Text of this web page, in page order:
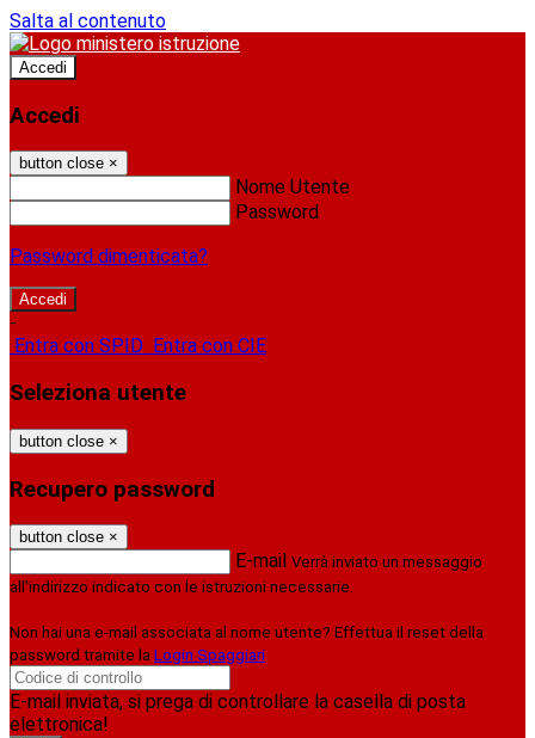
Salta al contenuto
Accedi
Accedi
button close ×
Nome Utente
Password
Password dimenticata?
-
Entra con SPID Entra con CIE
Seleziona utente
button close ×
Recupero password
button close ×
E-mail Verrà inviato un messaggio
all'indirizzo indicato con le istruzioni necessarie.
Non hai una e-mail associata al nome utente? Effettua il reset della
password tramite la Login Spaggiari
E-mail inviata, si prega di controllare la casella di posta
elettronica!